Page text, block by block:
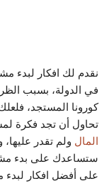
نقدم لك افكار لبدء
في الدولة، بسبب
كورونا المستجد،
تحاول أن تجد فكرة
المال ولم تقدر
ستساعدك على بدء
على أفضل افكار